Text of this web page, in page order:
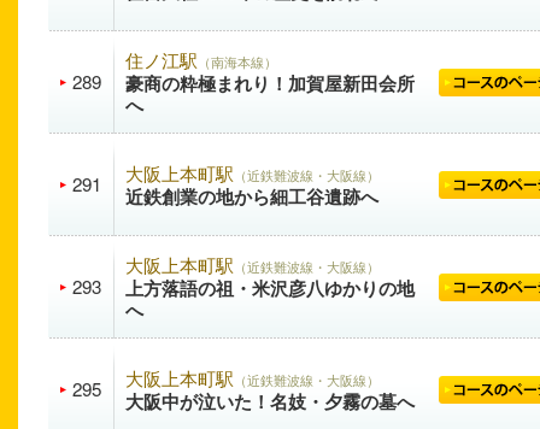
289
住ノ江駅 （南海本線）
豪商の粋極まれり！加賀屋新田会所
へ
291 大阪上本町駅 （近鉄難波線・大阪線）
近鉄創業の地から細工谷遺跡へ
293
大阪上本町駅 （近鉄難波線・大阪線）
上方落語の祖・米沢彦八ゆかりの地
へ
295 大阪上本町駅 （近鉄難波線・大阪線）
大阪中が泣いた！名妓・夕霧の墓へ